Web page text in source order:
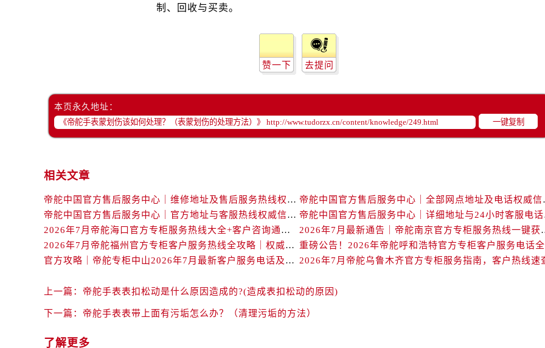
黑龙江省绥化市北林区新华街与康庄路交叉口帝舵售后服务中心（需提前预约）
吉林省白城市洮北区明仁南街帝舵售后服务中心（需提前预约）
吉林省白山市浑江区浑江大街帝舵售后服务中心（需提前预约）
吉林省吉林市船营区河南街帝舵售后服务中心（需提前预约）
吉林省四平市铁东区紫气大路与南九经街交汇处帝舵售后服务中心（需提前预约）
吉林省松原市宁江区五环大街帝舵售后服务中心（需提前预约）
辽宁省鞍山市铁东区站前街帝舵售后服务中心（需提前预约）
辽宁省本溪市平山区胜利路帝舵售后服务中心（需提前预约）
辽宁省朝阳市双塔区新华路帝舵售后服务中心（需提前预约）
辽宁省丹东市振兴区七经街帝舵售后服务中心（需提前预约）
辽宁省抚顺市新抚区东一路帝舵售后服务中心（需提前预约）
辽宁省葫芦岛市连山区中央路帝舵售后服务中心（需提前预约）
辽宁省锦州市古塔区中央大街帝舵售后服务中心（需提前预约）
赞一下 去提问
本页永久地址：
一键复制
相关文章
帝舵中国官方售后服务中心｜维修地址及售后服务热线权威信息声明（2026年7月最新）
帝舵中国官
帝舵中国官方售后服务中心｜官方地址与客服热线权威信息声明（2026年7月最新）
帝舵中
2026年7月帝舵海口官方专柜服务热线大全+客户咨询通道公开
2026年7月最新通
2026年7月帝舵福州官方专柜客户服务热线全攻略｜权威信息汇总
官方攻略｜帝舵专柜中山2026年7月最新客户服务电话及信息
2026年7月帝舵乌鲁木齐官方专柜服务指南，客户热线速
上一篇： 帝舵手表表扣松动是什么原因造成的?(造成表扣松动的原因)
下一篇： 帝舵手表表带上面有污垢怎么办？（清理污垢的方法）
了解更多